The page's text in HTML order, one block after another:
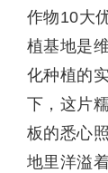
作物10大
植基地是
化种植的
下，这片
板的悉心
地里洋溢